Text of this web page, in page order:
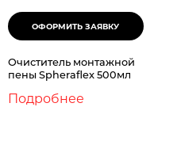
Очиститель монтажной
пены Spheraflex 500мл
Подробнее